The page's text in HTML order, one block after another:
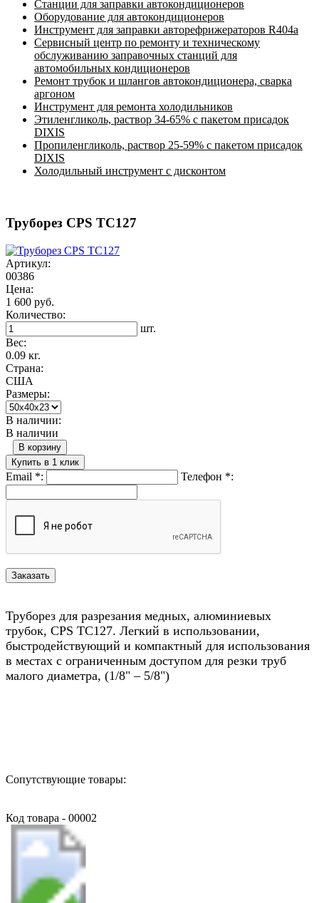
Станции для заправки автокондиционеров
Оборудование для автокондиционеров
Инструмент для заправки авторефрижераторов R404a
Сервисный центр по ремонту и техническому
обслуживанию заправочных станций для
автомобильных кондиционеров
Ремонт трубок и шлангов автокондиционера, сварка
аргоном
Инструмент для ремонта холодильников
Этиленгликоль, раствор 34-65% с пакетом присадок
DIXIS
Пропиленгликоль, раствор 25-59% с пакетом присадок
DIXIS
Холодильный инструмент с дисконтом
Труборез CPS TC127
Артикул:
00386
Цена:
1 600 руб.
Количество:
шт.
Вес:
0.09 кг.
Страна:
США
Размеры:
В наличии:
В наличии
В корзину
Купить в 1 клик
Email *: Телефон *:
Труборез для разрезания медных, алюминиевых
трубок, CPS TC127. Легкий в использовании,
быстродействующий и компактный для использования
в местах с ограниченным доступом для резки труб
малого диаметра, (1/8" – 5/8")
Сопутствующие товары:
Код товара - 00002